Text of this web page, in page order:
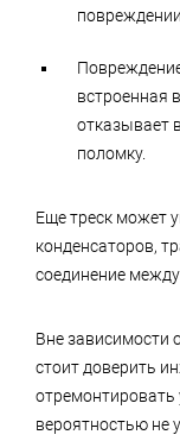
встроенная
отказывает
поломку.
Еще треск может
конденсаторов,
соединение
Вне зависимости
стоит доверить
отремонтировать
вероятностью не